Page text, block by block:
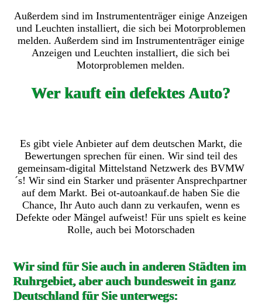
Außerdem sind im Instrumententräger einige Anzeigen
und Leuchten installiert, die sich bei Motorproblemen
melden. Außerdem sind im Instrumententräger einige
Anzeigen und Leuchten installiert, die sich bei
Motorproblemen melden.
Wer kauft ein defektes Auto?
Es gibt viele Anbieter auf dem deutschen Markt, die
Bewertungen sprechen für einen. Wir sind teil des
gemeinsam-digital Mittelstand Netzwerk des BVMW
´s! Wir sind ein Starker und präsenter Ansprechpartner
auf dem Markt. Bei ot-autoankauf.de haben Sie die
Chance, Ihr Auto auch dann zu verkaufen, wenn es
Defekte oder Mängel aufweist! Für uns spielt es keine
Rolle, auch bei Motorschaden
Wir sind für Sie auch in anderen Städten im
Ruhrgebiet, aber auch bundesweit in ganz
Deutschland für Sie unterwegs: